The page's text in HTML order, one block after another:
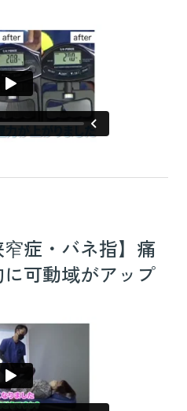
窄症・バネ指】痛
可動域がアップ